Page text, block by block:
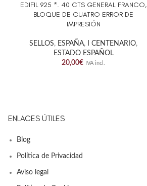
AÑADIR AL CARRITO
EDIFIL 925 *. 40 CTS GENERAL FRANCO,
BLOQUE DE CUATRO ERROR DE
IMPRESIÓN
SELLOS, ESPAÑA, I CENTENARIO,
ESTADO ESPAÑOL
20,00€ IVA incl.
ENLACES ÚTILES
Blog
Política de Privacidad
Aviso legal